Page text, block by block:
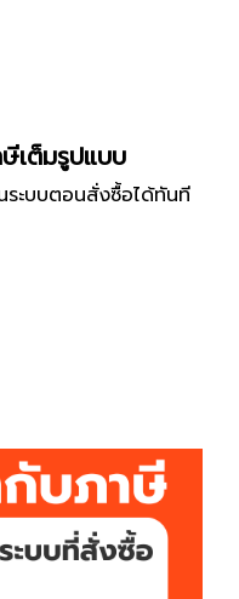
เต็มรูปแบบ
ระบบตอนสั่งซื้อได้ทันที